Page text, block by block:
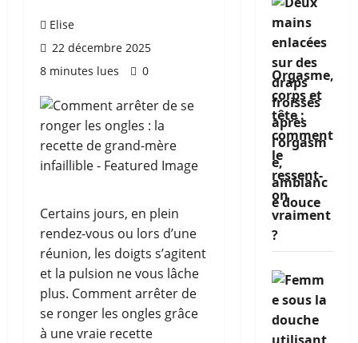
Elise
22 décembre 2025
8 minutes lues
0
Certains jours, en plein
rendez-vous ou lors d’une
réunion, les doigts s’agitent
et la pulsion ne vous lâche
plus. Comment arrêter de
se ronger les ongles grâce
à une vraie recette
Orgasme,
corps et
tête :
comment
le
ressent-
on
vraiment
?